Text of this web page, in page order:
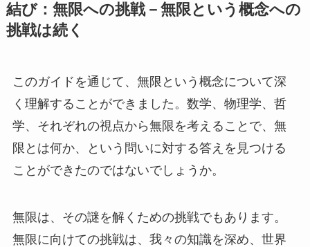
結び：無限への挑戦－無限という概念への
挑戦は続く
このガイドを通じて、無限という概念について深
く理解することができました。数学、物理学、哲
学、それぞれの視点から無限を考えることで、無
限とは何か、という問いに対する答えを見つける
ことができたのではないでしょうか。
無限は、その謎を解くための挑戦でもあります。
無限に向けての挑戦は、我々の知識を深め、世界